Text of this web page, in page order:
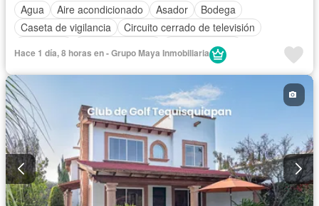
Agua
Aire acondicionado Asador
Bodega
Caseta de vigilancia
Circuito cerrado de televisión
Cocina integral
Estacionamiento
Despacho
Recámara con closet
Terraza
Zonas verdes
Sin amueblar
Hace 1 día, 8 horas en - Grupo Maya Inmobiliaria